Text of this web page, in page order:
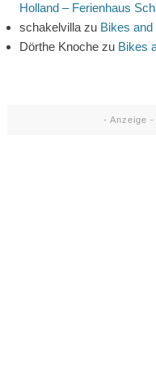
Holland – Ferienhaus
schakelvilla zu Bikes and
Dörthe Knoche zu Bikes
- Anzeige -